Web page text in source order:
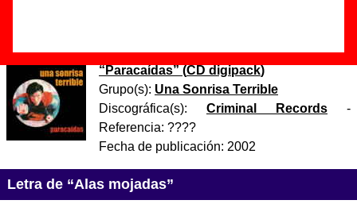
“ Paracaídas” (CD digipack)
Grupo(s): Una Sonrisa Terrible
Discográfica(s): Criminal Records -
Referencia: ????
Fecha de publicación: 2002
Letra de “Alas mojadas”